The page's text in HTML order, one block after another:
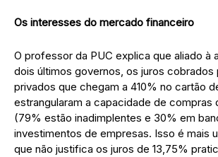
Os interesses do mercado financeiro
O professor da PUC explica que aliado à
dois últimos governos, os juros cobrados
privados que chegam a 410% no cartão
estrangularam a capacidade de compras
(79% estão inadimplentes e 30% em
investimentos de empresas. Isso é mais
que não justifica os juros de 13,75%